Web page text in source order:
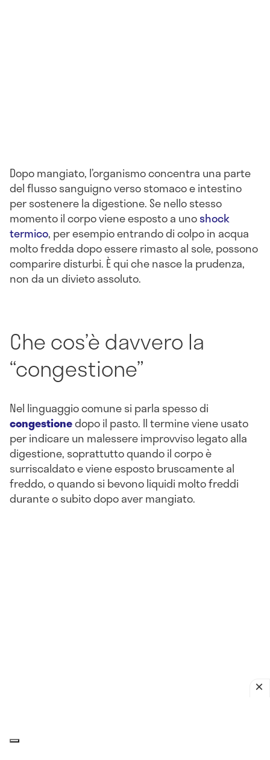
Dopo mangiato, l’organismo concentra una parte
del flusso sanguigno verso stomaco e intestino
per sostenere la digestione. Se nello stesso
momento il corpo viene esposto a unoshock
termico, per esempio entrando di colpo in acqua
molto fredda dopo essere rimasto al sole, possono
comparire disturbi. È qui che nasce la prudenza,
non da un divieto assoluto.
Che cos’è davvero la
“congestione”
Nel linguaggio comune si parla spesso di
congestionedopo il pasto. Il termine viene usato
per indicare un malessere improvviso legato alla
digestione, soprattutto quando il corpo è
surriscaldato e viene esposto bruscamente al
freddo, o quando si bevono liquidi molto freddi
durante o subito dopo aver mangiato.